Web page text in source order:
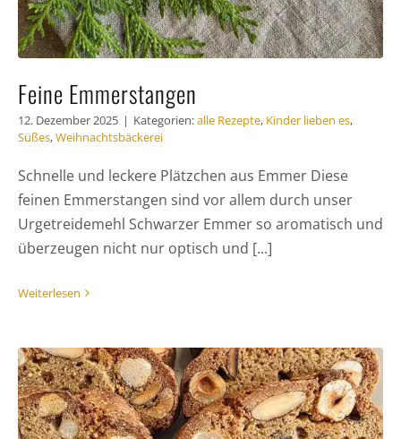
Feine Emmerstangen
12. Dezember 2025 | Kategorien:alle Rezepte, Kinder lieben es,
Süßes,Weihnachtsbäckerei
Schnelle und leckere Plätzchen aus Emmer Diese
feinen Emmerstangen sind vor allem durch unser
Urgetreidemehl Schwarzer Emmer so aromatisch und
überzeugen nicht nur optisch und [...]
Weiterlesen